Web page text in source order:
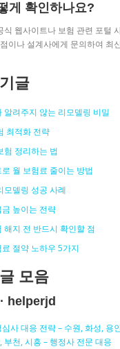
게 확인하나요?
식 웹사이트나 보험 관련 포털
이나 설계사에게 문의하여 최
글
알려주지 않는 리모델링 비밀
최적화 전략
험 정리하는 법
월 보험료 줄이는 방법
모델링 성공 사례
높이는 전략
해지 전 반드시 확인할 점
절약 노하우 5가지
모음
helperjd
사 대응 전략 – 수원, 화성, 용
부천, 시흥 – 행정사 전문 대응